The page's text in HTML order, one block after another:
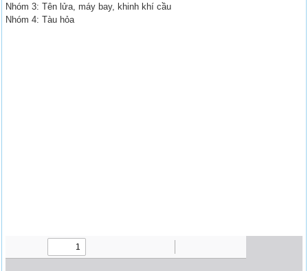
Nhóm 3: Tên lửa, máy bay, khinh khí cầu
Nhóm 4: Tàu hỏa